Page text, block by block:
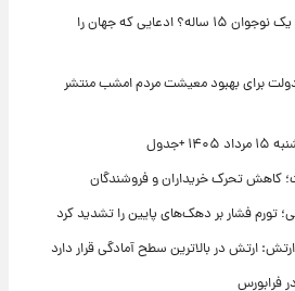
راز طول عمر انسان در دستان یک نوجوان ۱۵ ساله؟ ادعایی که جهان را
دولت برای بهبود معیشت مردم امشب منتشر
کاهش تحرک خریداران و فروشندگان
تورم فشار بر دهک‌های پایین را تشدید کرد
ارتش در بالاترین سطح آمادگی قرار دارد